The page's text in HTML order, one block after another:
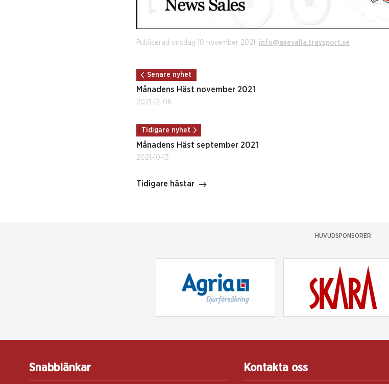
Publicerad onsdag 10 november 2021. info@axevalla.travsport.se
Senare nyhet
Månadens Häst november 2021
2021-12-08
Tidigare nyhet
Månadens Häst september 2021
2021-10-13
Tidigare hästar
HUVUDSPONSORER
Snabblänkar Kontakta oss